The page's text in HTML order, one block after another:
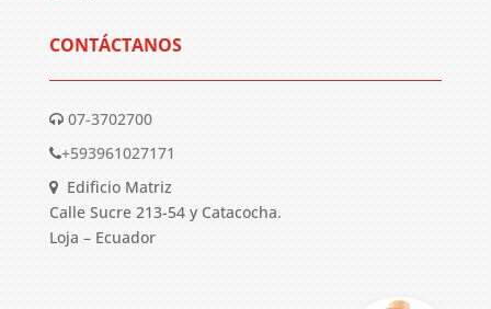
CONTÁCTANOS
07-3702700
+593961027171
Edificio Matriz
Calle Sucre 213-54 y Catacocha.
Loja – Ecuador